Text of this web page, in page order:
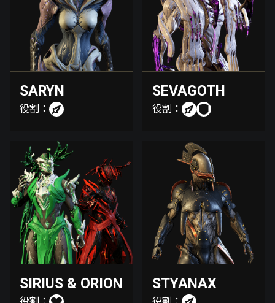
SARYN
役割：
SEVAGOTH
役割：
SIRIUS & ORION STYANAX